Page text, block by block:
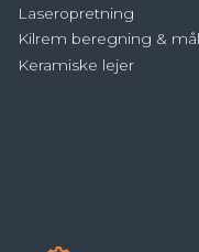
Laseropretning
Kilrem beregning &
Keramiske lejer